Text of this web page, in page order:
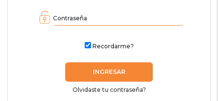
Contraseña
Recordarme?
INGRESAR
Olvidaste tu contraseña?